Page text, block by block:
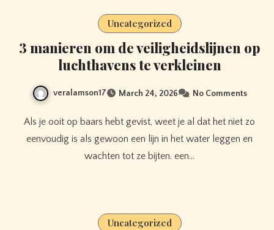
Uncategorized
3 manieren om de veiligheidslijnen op
luchthavens te verkleinen
veralamson17 March 24, 2026 No Comments
Als je ooit op baars hebt gevist, weet je al dat het niet zo
eenvoudig is als gewoon een lijn in het water leggen en
wachten tot ze bijten. een…
Uncategorized